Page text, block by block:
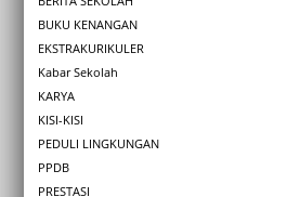
BUKU KENANGAN
EKSTRAKURIKULER
Kabar Sekolah
KARYA
KISI-KISI
PEDULI LINGKUNGAN
PPDB
PRESTASI